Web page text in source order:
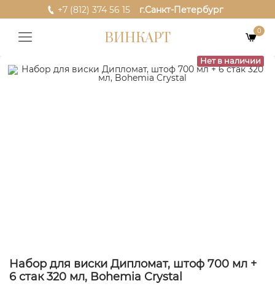
+7 (812) 374 56 15 г.Санкт-Петербург
ВИНКАРТ 0
Нет в наличии
Набор для виски Дипломат, штоф 700 мл +
6 стак 320 мл, Bohemia Crystal